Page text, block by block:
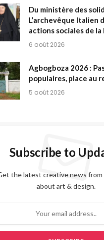
Du ministère des
L’archevêque Italien
actions sociales de la
6 août 2026
Agbogboza 2026 :
populaires, place au
5 août 2026
Subscribe to
the latest creative news from
about art & design.